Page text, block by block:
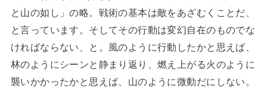
と山の如し」の略。戦術の基本は敵をあざむくことだ、
と言っています。そしてその行動は変幻自在のものでな
ければならない、と。風のように行動したかと思えば、
林のようにシーンと静まり返り、燃え上がる火のように
襲いかかったかと思えば、山のように微動だにしない。